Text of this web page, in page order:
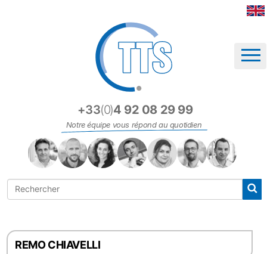
+33(0)4 92 08 29 99
Notre équipe vous répond au quotidien
REMO CHIAVELLI